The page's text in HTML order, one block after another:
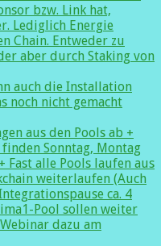
bzw. Link hat,
Lediglich Energie
Chain. Entweder zu
aber durch Staking von
auch die Installation
noch nicht gemacht
aus den Pools ab +
Sonntag, Montag
Fast alle Pools laufen aus
weiterlaufen (Auch
ca. 4
Pool sollen weiter
dazu am